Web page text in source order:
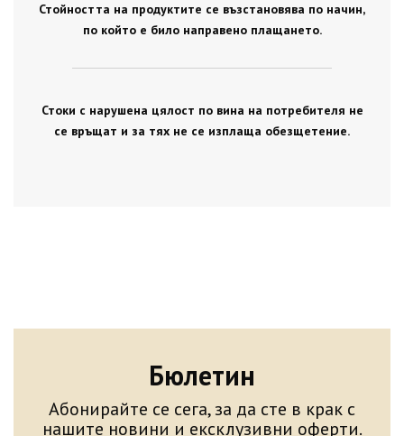
Стойността на продуктите се възстановява по начин,
по който е било направено плащането.
Стоки с нарушена цялост по вина на потребителя не
се връщат и за тях не се изплаща обезщетение.
Бюлетин
Абонирайте се сега, за да сте в крак с
нашите новини и ексклузивни оферти.